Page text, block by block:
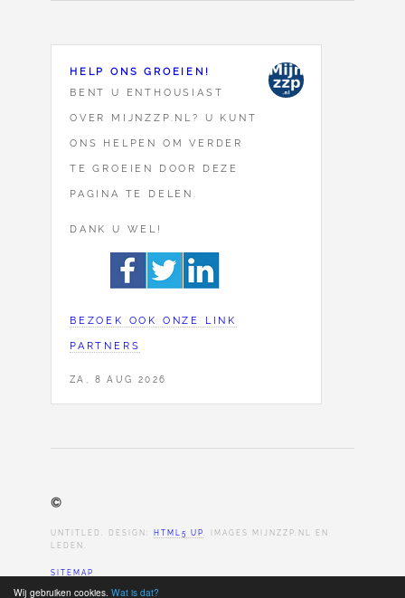
Wij gebruiken cookies. Wat is dat?
HELP ONS GROEIEN!
BENT U ENTHOUSIAST
OVER MIJNZZP.NL? U KUNT
ONS HELPEN OM VERDER
TE GROEIEN DOOR DEZE
PAGINA TE DELEN.
DANK U WEL!
BEZOEK OOK ONZE LINK
PARTNERS
ZA, 8 AUG 2026
©
UNTITLED. DESIGN: HTML5 UP . IMAGES MIJNZZP.NL EN
LEDEN.
SITEMAP